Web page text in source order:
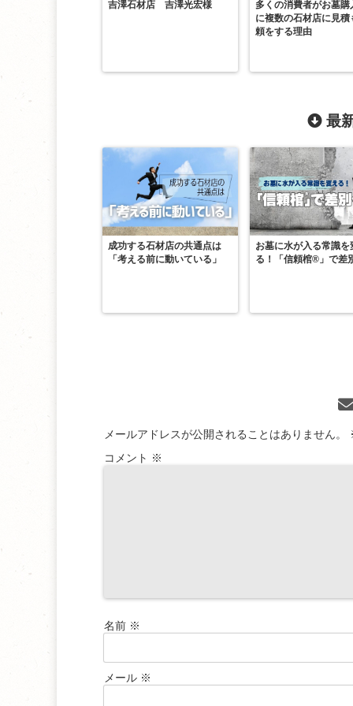
吉澤石材店 吉澤光宏様
多くの消費者がお墓購
に複数の石材店に見積
頼をする理由
最
成功する石材店の共通点は
「考える前に動いている」
お墓に水が入る常識を
る！「信頼棺®」で差
メールアドレスが公開されることはありません。
コメント ※
名前 ※
メール ※